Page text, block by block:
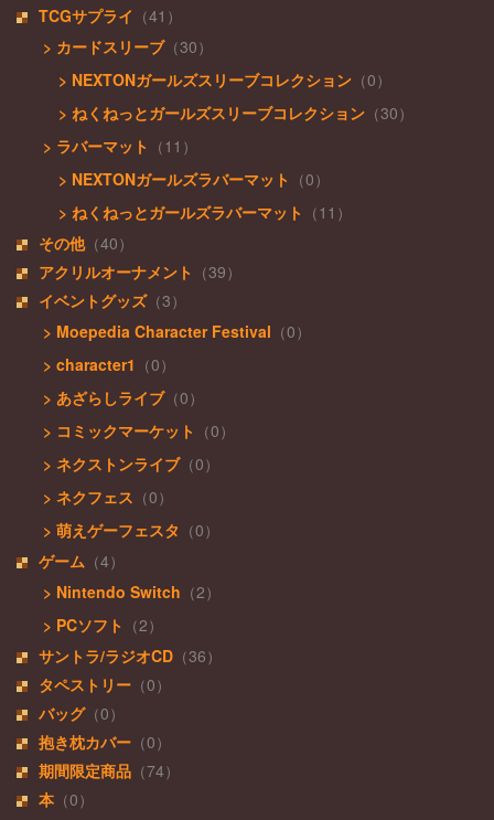
TCGサプライ （41）
> カードスリーブ（30）
> NEXTONガールズスリーブコレクション （0）
> ねくねっとガールズスリーブコレクション （30）
> ラバーマット （11）
> NEXTONガールズラバーマット （0）
> ねくねっとガールズラバーマット （11）
その他（40）
アクリルオーナメント （39）
イベントグッズ（3）
> Moepedia Character Festival （0）
> character1 （0）
> あざらしライブ（0）
> コミックマーケット （0）
> ネクストンライブ（0）
> ネクフェス （0）
> 萌えゲーフェスタ （0）
ゲーム （4）
> Nintendo Switch （2）
> PCソフト （2）
サントラ/ラジオCD （36）
タペストリー （0）
バッグ（0）
抱き枕カバー （0）
期間限定商品 （74）
本 （0）